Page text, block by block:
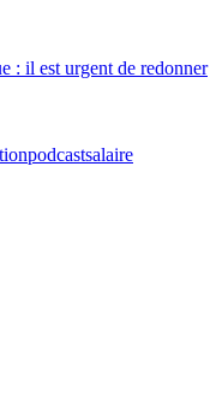
: il est urgent de redonner
podcastsalaire